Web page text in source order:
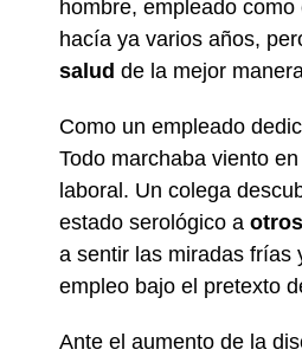
hombre, empleado
hacía ya varios años,
salud de la mejor
Como un empleado
Todo marchaba viento
laboral. Un colega
estado serológico a
a sentir las miradas frías
empleo bajo el pretexto
Ante el aumento de la